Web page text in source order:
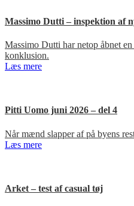
Massimo Dutti – inspektion af
Massimo Dutti har netop åbnet
konklusion.
Læs mere
Pitti Uomo juni 2026 – del 4
Når mænd slapper af på byens
Læs mere
Arket – test af casual tøj